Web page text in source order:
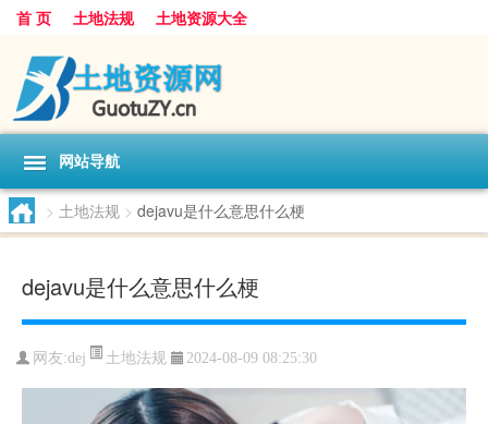
首 页 土地法规 土地资源大全
网站导航
> 土地法规 > dejavu是什么意思什么梗
dejavu是什么意思什么梗
网友:dej 土地法规 2024-08-09 08:25:30